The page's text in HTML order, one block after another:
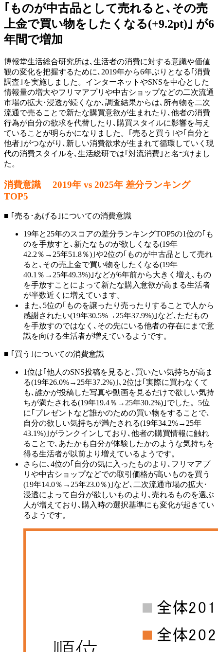
｢ものが中古品として売れると､その売
上金で買い物をしたくなる(+9.2pt)｣ が6
年間で増加
博報堂生活総合研究所は､生活者の消費に対する意識や価値
観の変化を把握するために､2019年から6年ぶりとなる｢消費
調査｣を実施しました。インターネットやSNSを中心とした
情報量の増大やフリマアプリや中古ショップなどの二次流通
市場の拡大･浸透が続くなか､調査結果からは､所有物を二次
流通で売ることで新たな購買意欲が生まれたり､他者の消費
行為が自分の欲求を代替したり､購買スタイルに影響を与え
ていることが明らかになりました。｢売ると買う｣や｢自分と
他者｣がつながり､新しい消費欲求が生まれて循環していく現
代の消費スタイルを､生活総研では｢対流消費｣と名づけまし
た。
消費意識 2019年 vs 2025年 差分ランキング
TOP5
■ ｢売る･あげる｣についての消費意識
19年と25年のスコアの差分ランキングTOP5の1位の｢も
のを手放すと､新たなものが欲しくなる(19年
42.2％→25年51.8％)｣や2位の｢ものが中古品として売れ
ると､その売上金で買い物をしたくなる(19年
40.1％→25年49.3%)｣などが6年前から大きく増え､もの
を手放すことによって新たな購入意欲が高まる生活者
が半数近くに増えています。
また､5位の｢ものを譲ったり売ったりすることで人から
感謝されたい(19年30.5%→25年37.9%)｣など､ただもの
を手放すのではなく､その先にいる他者の存在にまで意
識を向ける生活者が増えているようです。
■ ｢買う｣についての消費意識
1位は｢他人のSNS投稿を見ると､買いたい気持ちが高ま
る(19年26.0%→25年37.2%)｣､2位は｢実際に買わなくて
も､誰かが投稿した写真や動画を見るだけで欲しい気持
ちが満たされる(19年19.4％→25年30.2%)｣でした。5位
に｢プレゼントなど誰かのための買い物をすることで､
自分の欲しい気持ちが満たされる(19年34.2%→25年
43.1%)｣がランクインしており､他者の購買情報に触れ
ることで､あたかも自分が体験したかのような気持ちを
得る生活者が以前より増えているようです。
さらに､4位の｢自分の気に入ったものより､フリマアプ
リや中古ショップなどでの取引価格が高いものを買う
(19年14.0％→25年23.0％)｣など､二次流通市場の拡大･
浸透によって自分が欲しいものより､売れるものを選ぶ
人が増えており､購入時の選択基準にも変化が起きてい
るようです。